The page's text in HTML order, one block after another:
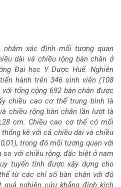
xác định mối tương quan
dài và chiều rộng bàn chân ở
Đại học Y Dược Huế. Nghiên
hành trên 346 sinh viên (108
tổng cộng 692 bàn chân được
chiều cao cơ thể trung bình là
chiều rộng bàn chân lần lượt là
cm. Chiều cao cơ thể có mối
kê với cả chiều dài và chiều
trong đó mối tương quan với
so với chiều rộng, đặc biệt ở nam
tuyến tính được xây dựng cho
từ các chỉ số bàn chân với độ
nghiên cứu khẳng định kích